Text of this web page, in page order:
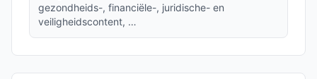
gezondheids-, financiële-, juridische- en
veiligheidscontent, …